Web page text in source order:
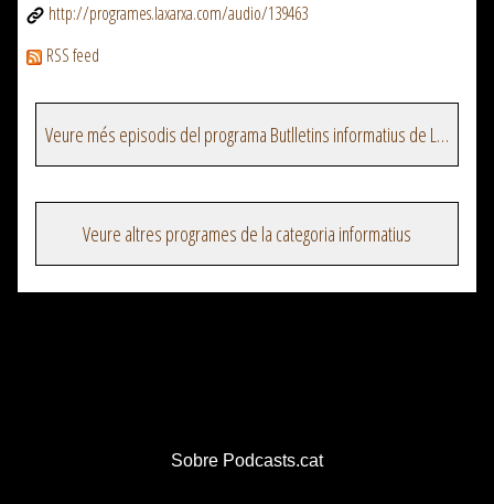
http://programes.laxarxa.com/audio/139463
RSS feed
Veure més episodis del programa Butlletins informatius de La Xarxa
Veure altres programes de la categoria informatius
Sobre Podcasts.cat